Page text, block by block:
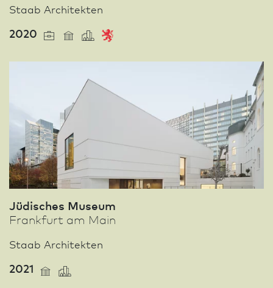
Staab Architekten
2020
Jüdisches Museum
Frank­furt am Main
Staab Architekten
2021